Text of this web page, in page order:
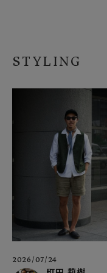
STYLING
2026/07/24